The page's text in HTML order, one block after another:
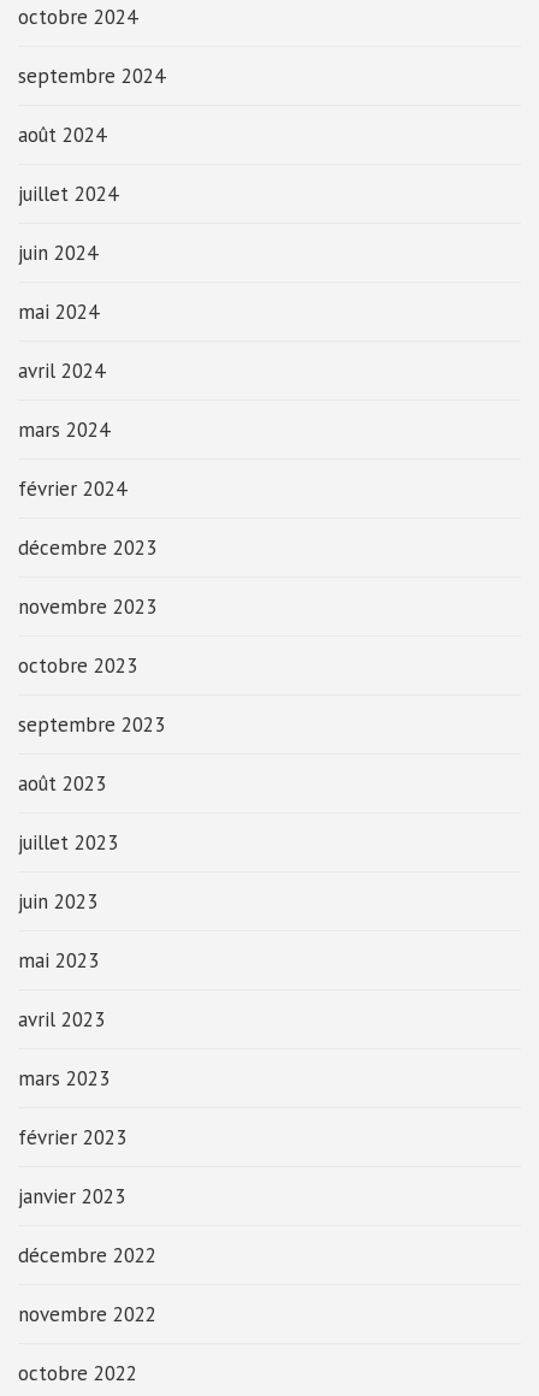
octobre 2024
septembre 2024
août 2024
juillet 2024
juin 2024
mai 2024
avril 2024
mars 2024
février 2024
décembre 2023
novembre 2023
octobre 2023
septembre 2023
août 2023
juillet 2023
juin 2023
mai 2023
avril 2023
mars 2023
février 2023
janvier 2023
décembre 2022
novembre 2022
octobre 2022